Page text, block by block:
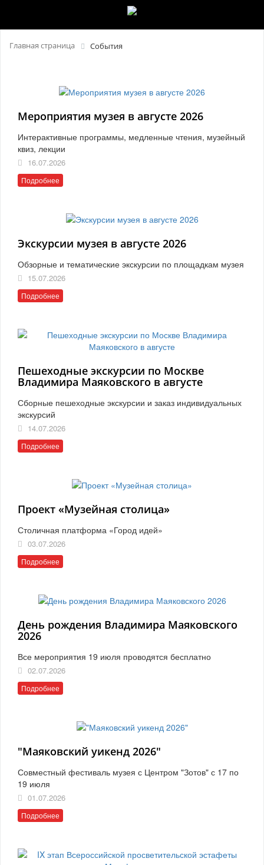
Главная страница События
Мероприятия музея в августе 2026
Интерактивные программы, медленные чтения, музейный
квиз, лекции
16.07.2026
Подробнее
Экскурсии музея в августе 2026
Обзорные и тематические экскурсии по площадкам музея
15.07.2026
Подробнее
Пешеходные экскурсии по Москве
Владимира Маяковского в августе
Сборные пешеходные экскурсии и заказ индивидуальных
экскурсий
14.07.2026
Подробнее
Проект «Музейная столица»
Столичная платформа «Город идей»
03.07.2026
Подробнее
День рождения Владимира Маяковского
2026
Все мероприятия 19 июля проводятся бесплатно
02.07.2026
Подробнее
"Маяковский уикенд 2026"
Совместный фестиваль музея с Центром "Зотов" с 17 по
19 июля
01.07.2026
Подробнее